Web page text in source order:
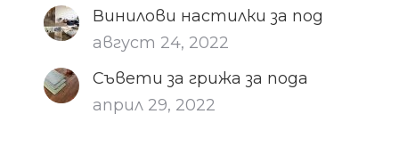
Винилови настилки за под
август 24, 2022
Съвети за грижа за пода
април 29, 2022